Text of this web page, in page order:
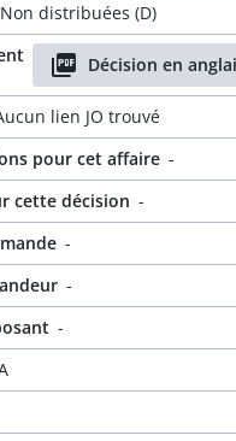
Non distribuées (D)
Décision en
lien JO trouvé
pour cet affaire -
cette décision -
-
-
-